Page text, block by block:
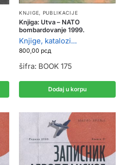
KNJIGE, PUBLIKACIJE
Knjiga: Utva – NATO
bombardovanje 1999.
Knjige, katalozi...
800,00 рсд
šifra: BOOK 175
Dodaj u korpu